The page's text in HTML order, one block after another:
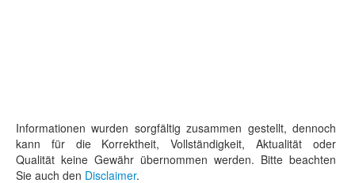
Informationen wurden sorgfältig zusammen gestellt, dennoch
kann für die Korrektheit, Vollständigkeit, Aktualität oder
Qualität keine Gewähr übernommen werden. Bitte beachten
Sie auch den Disclaimer.